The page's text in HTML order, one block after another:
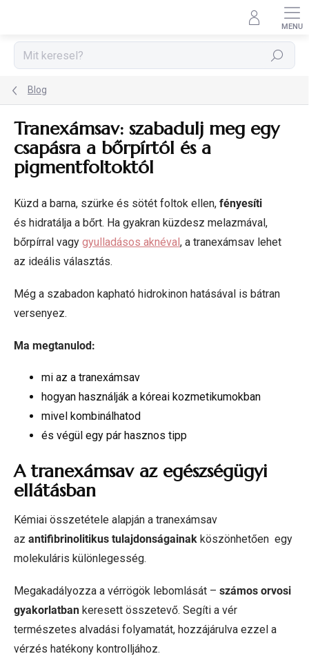
tartalomhoz
Keresés
Blog
Tranexámsav: szabadulj meg egy
csapásra a bőrpírtól és a
pigmentfoltoktól
Küzd a barna, szürke és sötét foltok ellen, fényesíti
és hidratálja a bőrt. Ha gyakran küzdesz melazmával,
bőrpírral vagy gyulladásos aknéval, a tranexámsav lehet
az ideális választás.
Még a szabadon kapható hidrokinon hatásával is bátran
versenyez.
Ma megtanulod:
mi az a tranexámsav
hogyan használják a kóreai kozmetikumokban
mivel kombinálhatod
és végül egy pár hasznos tipp
A tranexámsav az egészségügyi
ellátásban
Kémiai összetétele alapján a tranexámsav
az antifibrinolitikus tulajdonságainak köszönhetően egy
molekuláris különlegesség.
Megakadályozza a vérrögök lebomlását – számos orvosi
gyakorlatban keresett összetevő. Segíti a vér
természetes alvadási folyamatát, hozzájárulva ezzel a
vérzés hatékony kontrolljához.